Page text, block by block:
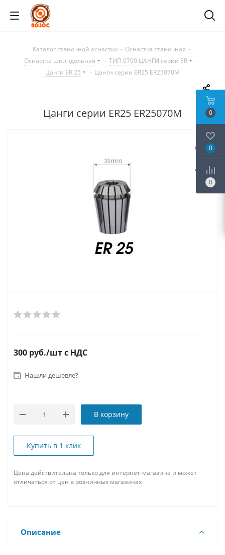
Каталог станочной оснастки - Оснастка станочная -
Оснастка шпиндельная
- ТИП 0700 ЦАНГИ серии ER
-
Цанги ER 25
- Цанги серии ER25 ER25070M
Цанги серии ER25 ER25070M
300 руб./штс НДС
Нашли дешевле?
В корзину
Купить в 1 клик
Цена действительна только для интернет-магазина и может
отличаться от цен в розничных магазинах
Описание
0
0
0